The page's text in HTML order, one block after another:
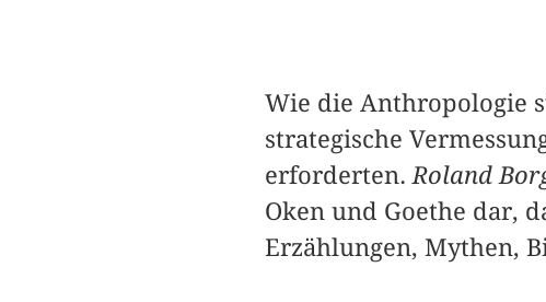
Wie die Anthropologie
strategische
erforderten. Roland
Oken und Goethe dar,
Erzählungen, Mythen,